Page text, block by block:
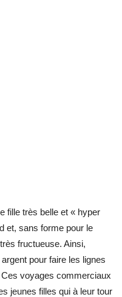
fille très belle et « hyper
et, sans forme pour le
fructueuse. Ainsi,
pour faire les lignes
voyages commerciaux
jeunes filles qui à leur tour